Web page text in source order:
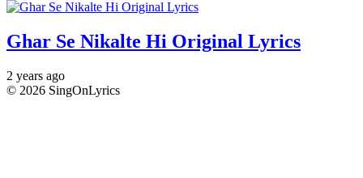
Ghar Se Nikalte Hi Original Lyrics
2 years ago
© 2026 SingOnLyrics